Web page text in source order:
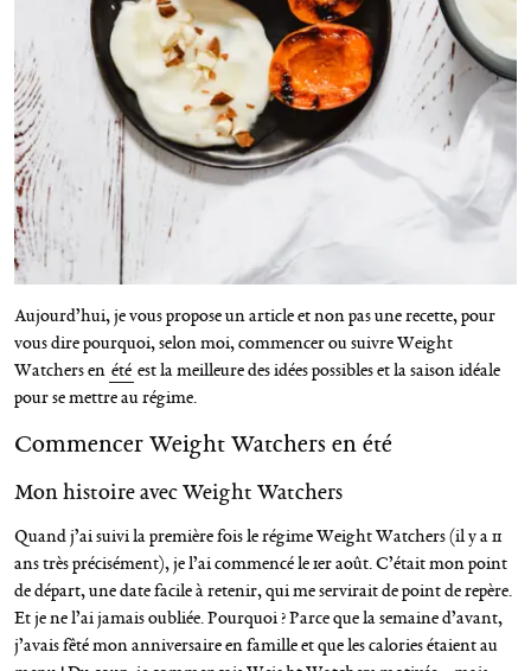
Aujourd’hui, je vous propose un article et non pas une recette, pour
vous dire pourquoi, selon moi, commencer ou suivre Weight
Watchers en été est la meilleure des idées possibles et la saison idéale
pour se mettre au régime.
Commencer Weight Watchers en été
Mon histoire avec Weight Watchers
Quand j’ai suivi la première fois le régime Weight Watchers (il y a 11
ans très précisément), je l’ai commencé le 1er août. C’était mon point
de départ, une date facile à retenir, qui me servirait de point de repère.
Et je ne l’ai jamais oubliée. Pourquoi ? Parce que la semaine d’avant,
j’avais fêté mon anniversaire en famille et que les calories étaient au